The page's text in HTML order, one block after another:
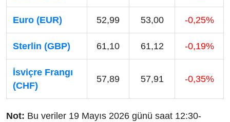
Euro (EUR) 52,99 53,00 -0,25%
Sterlin (GBP) 61,10 61,12 -0,19%
İsviçre Frangı
(CHF)
57,89 57,91 -0,35%
Not: Bu veriler 19 Mayıs 2026 günü saat 12:30-